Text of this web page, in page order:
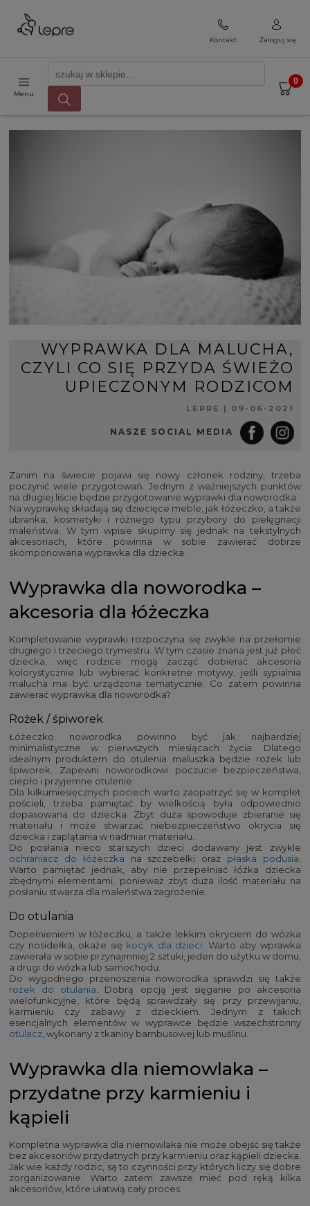
Kontakt Zaloguj się
Menu
WYPRAWKA DLA MALUCHA,
CZYLI CO SIĘ PRZYDA ŚWIEŻO
UPIECZONYM RODZICOM
LEPRE | 09-06-2021
NASZE SOCIAL MEDIA
Zanim na świecie pojawi się nowy członek rodziny, trzeba
poczynić wiele przygotowań. Jednym z ważniejszych punktów
na długiej liście będzie przygotowanie wyprawki dla noworodka.
Na wyprawkę składają się dziecięce meble, jak łóżeczko, a także
ubranka, kosmetyki i różnego typu przybory do pielęgnacji
maleństwa. W tym wpisie skupimy się jednak na tekstylnych
akcesoriach, które powinna w sobie zawierać dobrze
skomponowana wyprawka dla dziecka.
Wyprawka dla noworodka –
akcesoria dla łóżeczka
Kompletowanie wyprawki rozpoczyna się zwykle na przełomie
drugiego i trzeciego trymestru. W tym czasie znana jest już płeć
dziecka, więc rodzice mogą zacząć dobierać akcesoria
kolorystycznie lub wybierać konkretne motywy, jeśli sypialnia
malucha ma być urządzona tematycznie. Co zatem powinna
zawierać wyprawka dla noworodka?
Rożek / śpiworek
Łóżeczko noworodka powinno być jak najbardziej
minimalistyczne w pierwszych miesiącach życia. Dlatego
idealnym produktem do otulenia maluszka będzie rożek lub
śpiworek. Zapewni noworodkowi poczucie bezpieczeństwa,
ciepło i przyjemne otulenie.
Dla kilkumiesięcznych pociech warto zaopatrzyć się w komplet
pościeli, trzeba pamiętać by wielkością była odpowiednio
dopasowana do dziecka. Zbyt duża spowoduje zbieranie się
materiału i może stwarzać niebezpieczeństwo okrycia się
dziecka i zaplątania w nadmiar materiału.
Do posłania nieco starszych dzieci dodawany jest zwykle
ochraniacz do łóżeczka na szczebelki oraz płaska podusia.
Warto pamiętać jednak, aby nie przepełniać łóżka dziecka
zbędnymi elementami, ponieważ zbyt duża ilość materiału na
posłaniu stwarza dla maleństwa zagrożenie.
Do otulania
Dopełnieniem w łóżeczku, a także lekkim okryciem do wózka
czy nosidełka, okaże się kocyk dla dzieci. Warto aby wprawka
zawierała w sobie przynajmniej 2 sztuki, jeden do użytku w domu,
a drugi do wózka lub samochodu.
Do wygodnego przenoszenia noworodka sprawdzi się także
rożek do otulania. Dobrą opcją jest sięganie po akcesoria
wielofunkcyjne, które będą sprawdzały się przy przewijaniu,
karmieniu czy zabawy z dzieckiem. Jednym z takich
esencjalnych elementów w wyprawce będzie wszechstronny
otulacz, wykonany z tkaniny bambusowej lub muślinu.
Wyprawka dla niemowlaka –
przydatne przy karmieniu i
kąpieli
Kompletna wyprawka dla niemowlaka nie może obejść się także
bez akcesoriów przydatnych przy karmieniu oraz kąpieli dziecka.
Jak wie każdy rodzic, są to czynności przy których liczy się dobre
zorganizowanie. Warto zatem zawsze mieć pod ręką kilka
akcesoriów, które ułatwią cały proces.